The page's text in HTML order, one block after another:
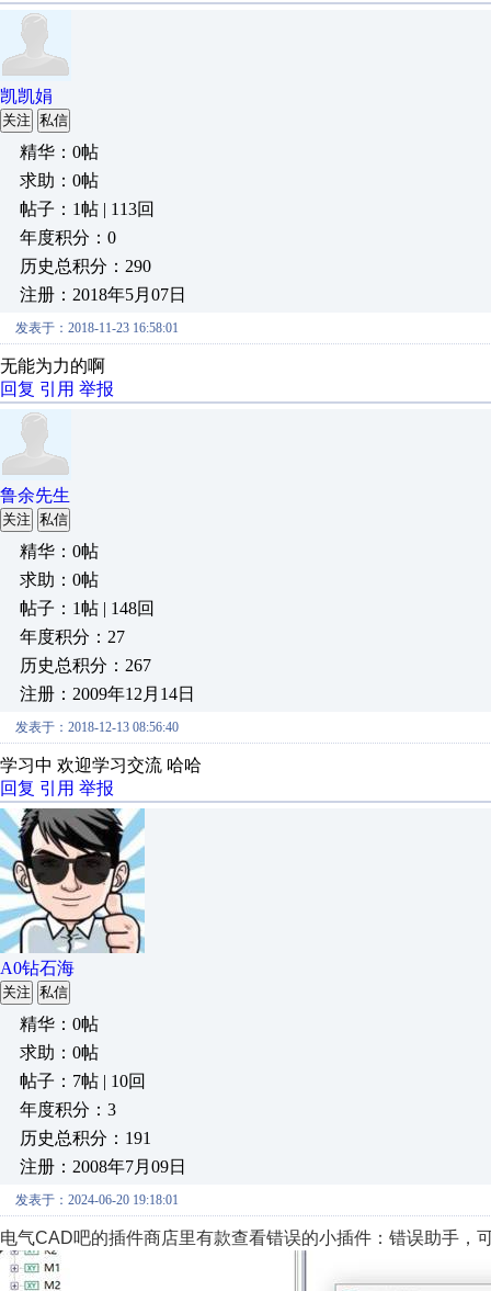
凯凯娟
关注 私信
精华：0帖
求助：0帖
帖子：1帖 | 113回
年度积分：0
历史总积分：290
注册：2018年5月07日
发表于：2018-11-23 16:58:01
无能为力的啊
回复 引用 举报
鲁余先生
关注 私信
精华：0帖
求助：0帖
帖子：1帖 | 148回
年度积分：27
历史总积分：267
注册：2009年12月14日
发表于：2018-12-13 08:56:40
学习中 欢迎学习交流 哈哈
回复 引用 举报
A0钻石海
关注 私信
精华：0帖
求助：0帖
帖子：7帖 | 10回
年度积分：3
历史总积分：191
注册：2008年7月09日
发表于：2024-06-20 19:18:01
电气CAD吧的插件商店里有款查看错误的小插件：错误助手，